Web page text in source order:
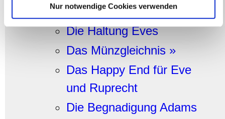
weiteren Daten zusammen, die Sie ihnen bereitgestellt
haben oder die sie im Rahmen Ihrer Nutzung der Dienste
gesammelt haben.
Nur notwendige Cookies verwenden
Kammer
Die Haltung Eves
Das Münzgleichnis »
Das Happy End für Eve
und Ruprecht
Die Begnadigung Adams